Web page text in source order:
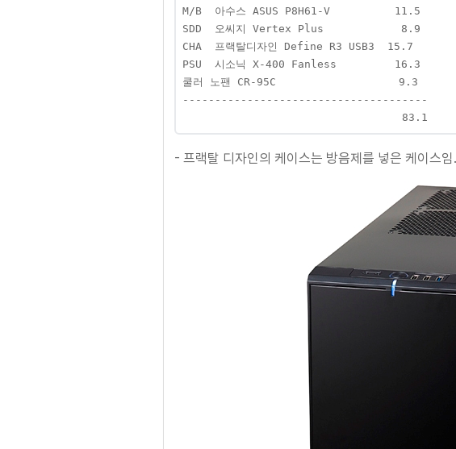
M/B  아수스 ASUS P8H61-V          11.5
SDD  오씨지 Vertex Plus            8.9
CHA  프랙탈디자인 Define R3 USB3  15.7
PSU  시소닉 X-400 Fanless         16.3
쿨러 노팬 CR-95C                   9.3
--------------------------------------
                                  83.1
- 프랙탈 디자인의 케이스는 방음제를 넣은 케이스